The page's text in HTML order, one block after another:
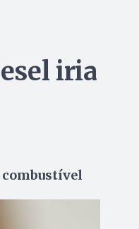
iria
combustível